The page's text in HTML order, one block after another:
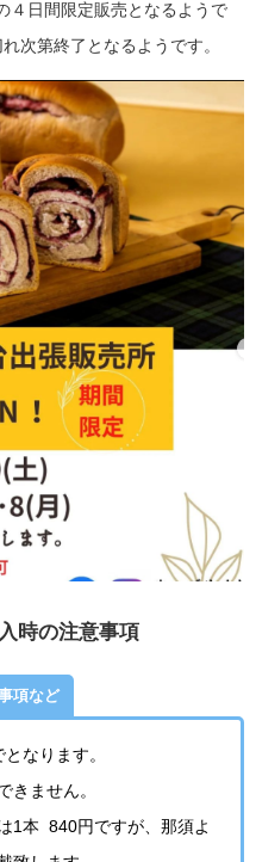
４日間限定販売となるようで
次第終了となるようです。
時の注意事項
項など
なります。
きません。
1本 840円ですが、那須よ